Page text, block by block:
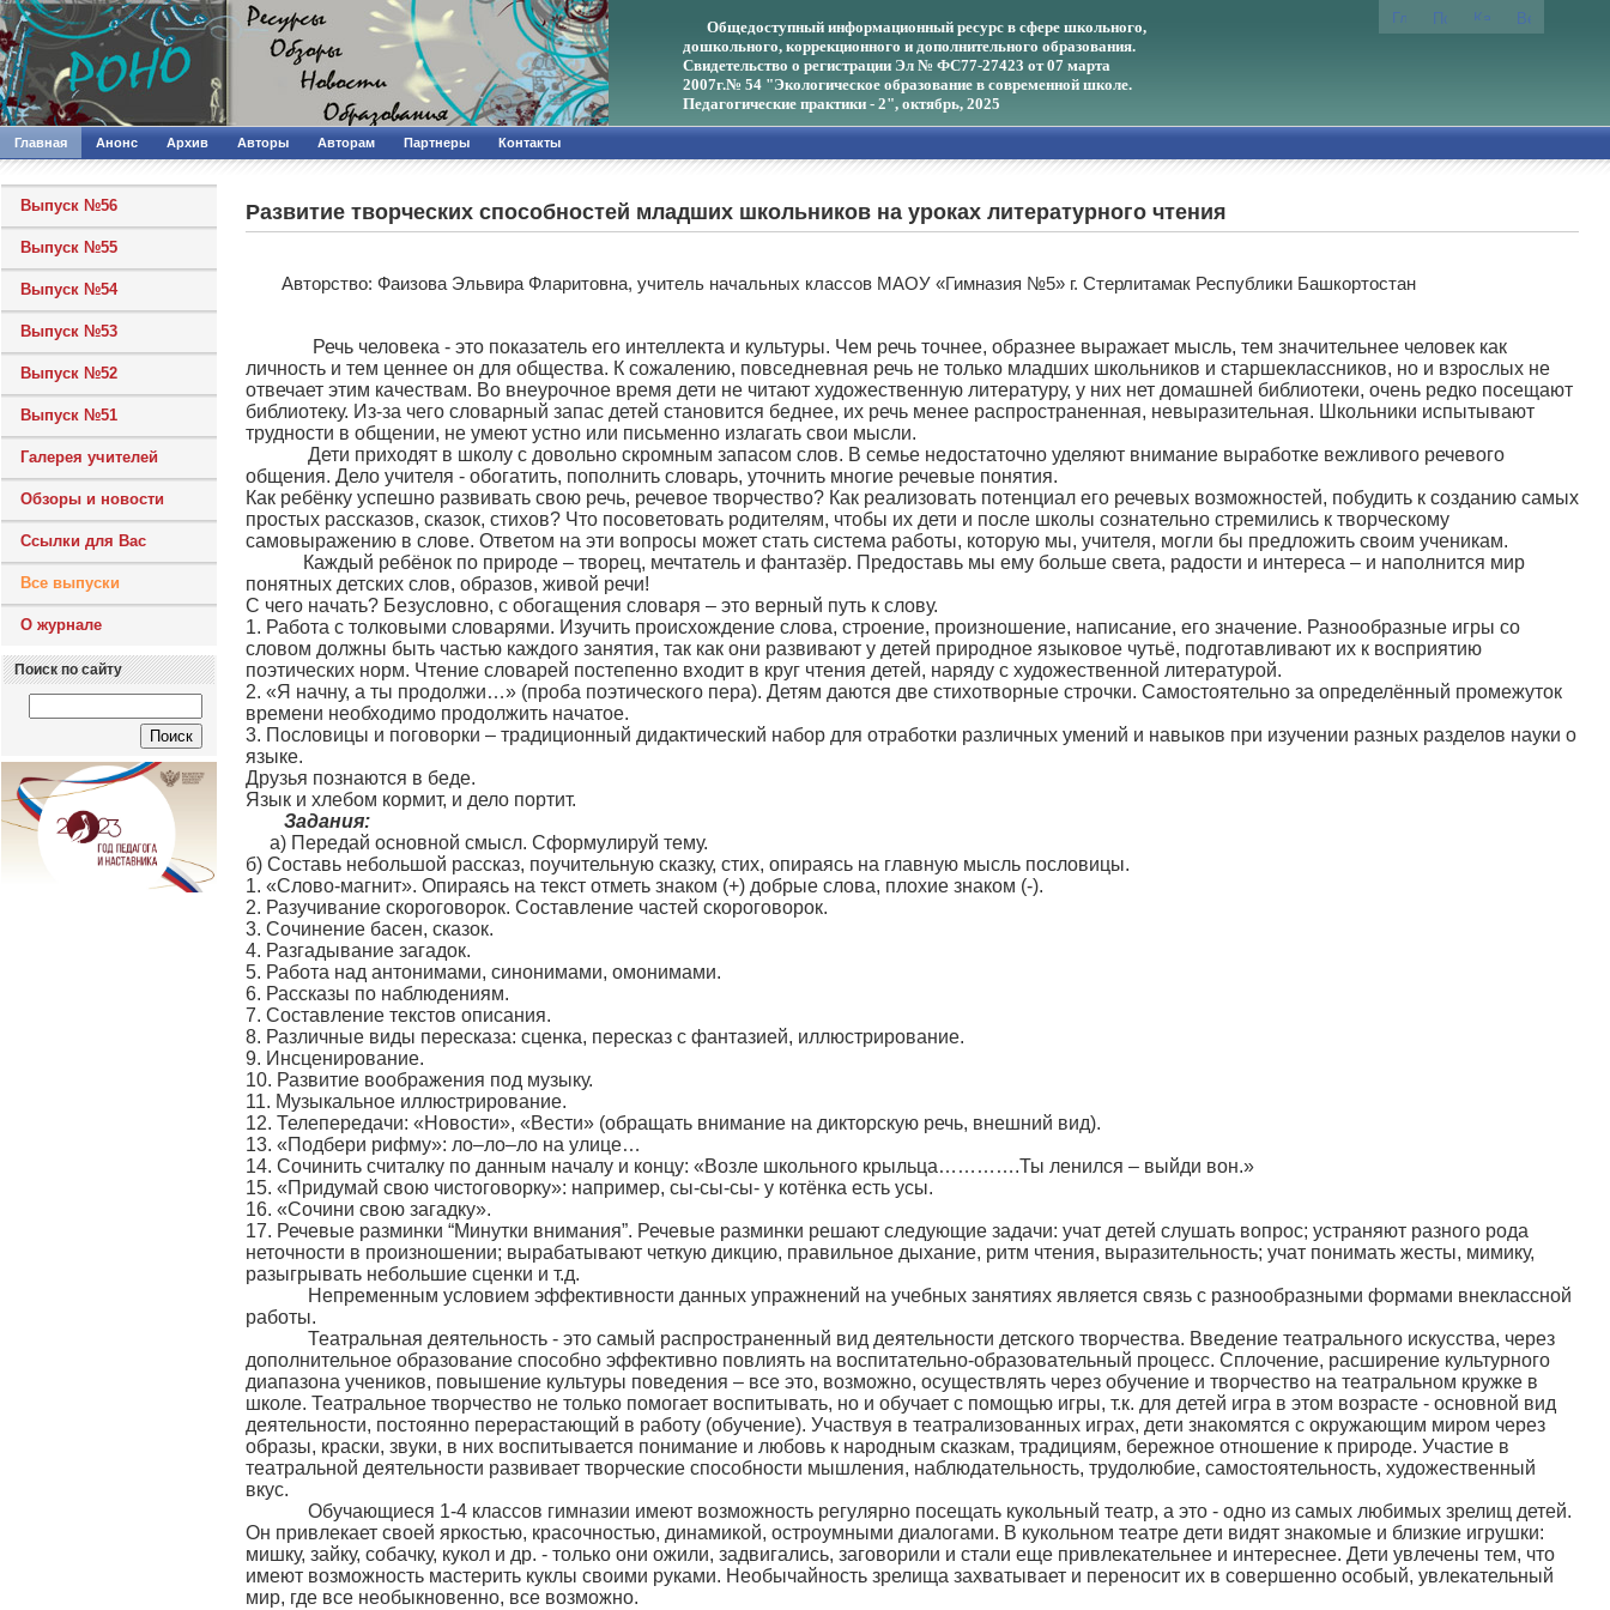
Общедоступный информационный ресурс в сфере школьного,
дошкольного, коррекционного и дополнительного образования.
Свидетельство о регистрации Эл № ФС77-27423 от 07 марта
2007г.№ 54 "Экологическое образование в современной школе.
Педагогические практики - 2", октябрь, 2025
Главная Анонс Архив Авторы Авторам Партнеры Контакты
Выпуск №56
Выпуск №55
Выпуск №54
Выпуск №53
Выпуск №52
Выпуск №51
Галерея учителей
Обзоры и новости
Ссылки для Вас
Все выпуски
О журнале
Поиск по сайту
Развитие творческих способностей младших школьников на уроках литературного чтения
Авторcтво: Фаизова Эльвира Фларитовна, учитель начальных классов МАОУ «Гимназия №5» г. Стерлитамак Республики Башкортостан
Речь человека - это показатель его интеллекта и культуры. Чем речь точнее, образнее выражает мысль, тем значительнее человек как
личность и тем ценнее он для общества. К сожалению, повседневная речь не только младших школьников и старшеклассников, но и взрослых не
отвечает этим качествам. Во внеурочное время дети не читают художественную литературу, у них нет домашней библиотеки, очень редко посещают
библиотеку. Из-за чего словарный запас детей становится беднее, их речь менее распространенная, невыразительная. Школьники испытывают
трудности в общении, не умеют устно или письменно излагать свои мысли.
Дети приходят в школу с довольно скромным запасом слов. В семье недостаточно уделяют внимание выработке вежливого речевого
общения. Дело учителя - обогатить, пополнить словарь, уточнить многие речевые понятия.
Как ребёнку успешно развивать свою речь, речевое творчество? Как реализовать потенциал его речевых возможностей, побудить к созданию самых
простых рассказов, сказок, стихов? Что посоветовать родителям, чтобы их дети и после школы сознательно стремились к творческому
самовыражению в слове. Ответом на эти вопросы может стать система работы, которую мы, учителя, могли бы предложить своим ученикам.
Каждый ребёнок по природе – творец, мечтатель и фантазёр. Предоставь мы ему больше света, радости и интереса – и наполнится мир
понятных детских слов, образов, живой речи!
С чего начать? Безусловно, с обогащения словаря – это верный путь к слову.
1. Работа с толковыми словарями. Изучить происхождение слова, строение, произношение, написание, его значение. Разнообразные игры со
словом должны быть частью каждого занятия, так как они развивают у детей природное языковое чутьё, подготавливают их к восприятию
поэтических норм. Чтение словарей постепенно входит в круг чтения детей, наряду с художественной литературой.
2. «Я начну, а ты продолжи…» (проба поэтического пера). Детям даются две стихотворные строчки. Самостоятельно за определённый промежуток
времени необходимо продолжить начатое.
3. Пословицы и поговорки – традиционный дидактический набор для отработки различных умений и навыков при изучении разных разделов науки о
языке.
Друзья познаются в беде.
Язык и хлебом кормит, и дело портит.
Задания:
а) Передай основной смысл. Сформулируй тему.
б) Составь небольшой рассказ, поучительную сказку, стих, опираясь на главную мысль пословицы.
1. «Слово-магнит». Опираясь на текст отметь знаком (+) добрые слова, плохие знаком (-).
2. Разучивание скороговорок. Составление частей скороговорок.
3. Сочинение басен, сказок.
4. Разгадывание загадок.
5. Работа над антонимами, синонимами, омонимами.
6. Рассказы по наблюдениям.
7. Составление текстов описания.
8. Различные виды пересказа: сценка, пересказ с фантазией, иллюстрирование.
9. Инсценирование.
10. Развитие воображения под музыку.
11. Музыкальное иллюстрирование.
12. Телепередачи: «Новости», «Вести» (обращать внимание на дикторскую речь, внешний вид).
13. «Подбери рифму»: ло–ло–ло на улице…
14. Сочинить считалку по данным началу и концу: «Возле школьного крыльца………….Ты ленился – выйди вон.»
15. «Придумай свою чистоговорку»: например, сы-сы-сы- у котёнка есть усы.
16. «Сочини свою загадку».
17. Речевые разминки “Минутки внимания”. Речевые разминки решают следующие задачи: учат детей слушать вопрос; устраняют разного рода
неточности в произношении; вырабатывают четкую дикцию, правильное дыхание, ритм чтения, выразительность; учат понимать жесты, мимику,
разыгрывать небольшие сценки и т.д.
Непременным условием эффективности данных упражнений на учебных занятиях является связь с разнообразными формами внеклассной
работы.
Театральная деятельность - это самый распространенный вид деятельности детского творчества. Введение театрального искусства, через
дополнительное образование способно эффективно повлиять на воспитательно-образовательный процесс. Сплочение, расширение культурного
диапазона учеников, повышение культуры поведения – все это, возможно, осуществлять через обучение и творчество на театральном кружке в
школе. Театральное творчество не только помогает воспитывать, но и обучает с помощью игры, т.к. для детей игра в этом возрасте - основной вид
деятельности, постоянно перерастающий в работу (обучение). Участвуя в театрализованных играх, дети знакомятся с окружающим миром через
образы, краски, звуки, в них воспитывается понимание и любовь к народным сказкам, традициям, бережное отношение к природе. Участие в
театральной деятельности развивает творческие способности мышления, наблюдательность, трудолюбие, самостоятельность, художественный
вкус.
Обучающиеся 1-4 классов гимназии имеют возможность регулярно посещать кукольный театр, а это - одно из самых любимых зрелищ детей.
Он привлекает своей яркостью, красочностью, динамикой, остроумными диалогами. В кукольном театре дети видят знакомые и близкие игрушки:
мишку, зайку, собачку, кукол и др. - только они ожили, задвигались, заговорили и стали еще привлекательнее и интереснее. Дети увлечены тем, что
имеют возможность мастерить куклы своими руками. Необычайность зрелища захватывает и переносит их в совершенно особый, увлекательный
мир, где все необыкновенно, все возможно.